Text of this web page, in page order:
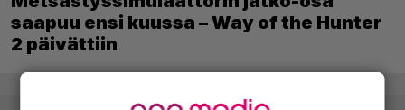
saapuu ensi kuussa – Way of the Hunter
2 päivättiin